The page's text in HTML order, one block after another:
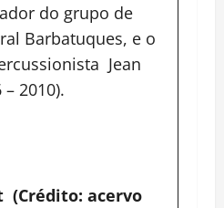
do grupo de
Barbatuques, e o
Jean
2010).
(Crédito: acervo